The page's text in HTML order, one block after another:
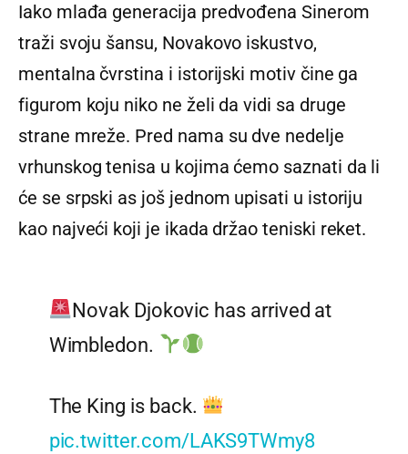
Iako mlađa generacija predvođena Sinerom
traži svoju šansu, Novakovo iskustvo,
mentalna čvrstina i istorijski motiv čine ga
figurom koju niko ne želi da vidi sa druge
strane mreže. Pred nama su dve nedelje
vrhunskog tenisa u kojima ćemo saznati da li
će se srpski as još jednom upisati u istoriju
kao najveći koji je ikada držao teniski reket.
Novak Djokovic has arrived at
Wimbledon.
The King is back.
pic.twitter.com/LAKS9TWmy8